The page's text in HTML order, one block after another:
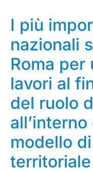
I più
nazionali
Roma per
lavori al
del ruolo
modello
territoriale